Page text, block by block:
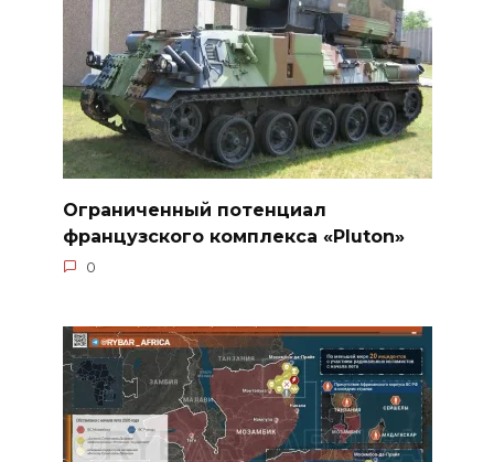
Ограниченный потенциал
французского комплекса «Pluton»
0